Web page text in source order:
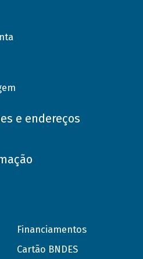
e endereços
Financiamentos
Cartão BNDES